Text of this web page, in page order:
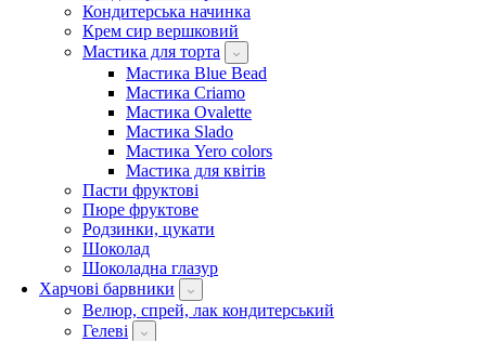
Кондитерська начинка
Крем сир вершковий
Мастика для торта
Мастика Blue Bead
Мастика Criamo
Мастика Ovalette
Мастика Slado
Мастика Yero colors
Мастика для квітів
Пасти фруктові
Пюре фруктове
Родзинки, цукати
Шоколад
Шоколадна глазур
Харчові барвники
Велюр, спрей, лак кондитерський
Гелеві